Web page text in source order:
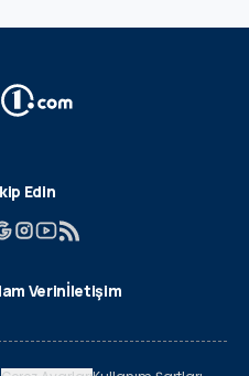
Edin
Verinİletişim